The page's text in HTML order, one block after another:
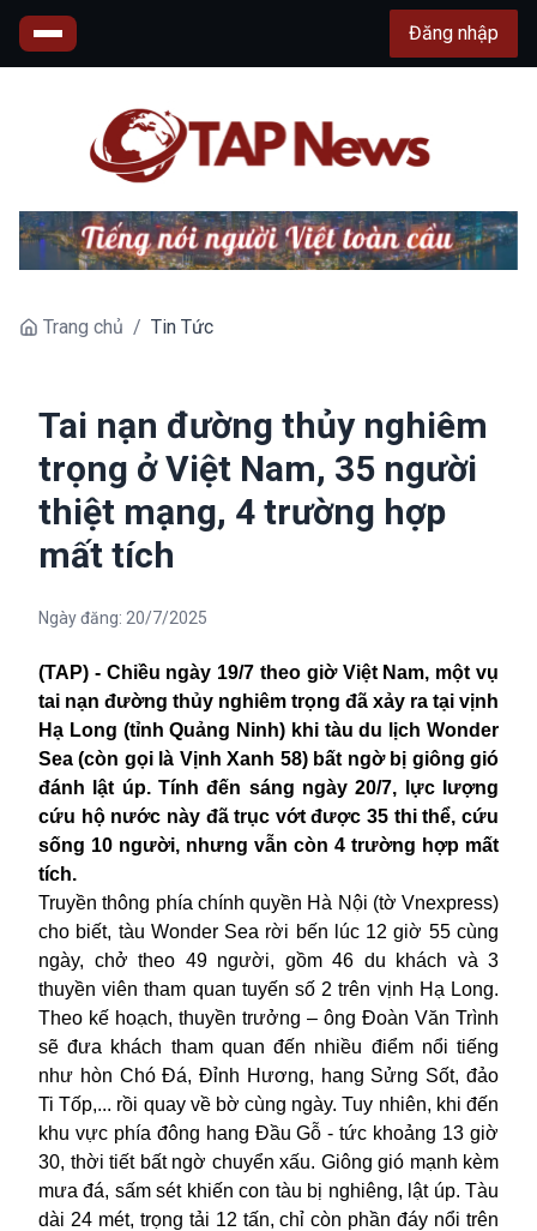
Đăng nhập
Trang chủ / Tin Tức
Tai nạn đường thủy nghiêm
trọng ở Việt Nam, 35 người
thiệt mạng, 4 trường hợp
mất tích
Ngày đăng: 20/7/2025
(TAP) - Chiều ngày 19/7 theo giờ Việt Nam, một vụ
tai nạn đường thủy nghiêm trọng đã xảy ra tại vịnh
Hạ Long (tỉnh Quảng Ninh) khi tàu du lịch Wonder
Sea (còn gọi là Vịnh Xanh 58) bất ngờ bị giông gió
đánh lật úp. Tính đến sáng ngày 20/7, lực lượng
cứu hộ nước này đã trục vớt được 35 thi thể, cứu
sống 10 người, nhưng vẫn còn 4 trường hợp mất
tích.
Truyền thông phía chính quyền Hà Nội (tờ Vnexpress)
cho biết, tàu Wonder Sea rời bến lúc 12 giờ 55 cùng
ngày, chở theo 49 người, gồm 46 du khách và 3
thuyền viên tham quan tuyến số 2 trên vịnh Hạ Long.
Theo kế hoạch, thuyền trưởng – ông Đoàn Văn Trình
sẽ đưa khách tham quan đến nhiều điểm nổi tiếng
như hòn Chó Đá, Đỉnh Hương, hang Sửng Sốt, đảo
Ti Tốp,... rồi quay về bờ cùng ngày. Tuy nhiên, khi đến
khu vực phía đông hang Đầu Gỗ - tức khoảng 13 giờ
30, thời tiết bất ngờ chuyển xấu. Giông gió mạnh kèm
mưa đá, sấm sét khiến con tàu bị nghiêng, lật úp. Tàu
dài 24 mét, trọng tải 12 tấn, chỉ còn phần đáy nổi trên